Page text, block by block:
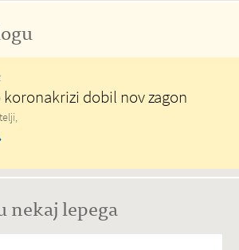
koronakrizi dobil nov zagon
nekaj lepega